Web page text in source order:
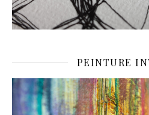
PEINTURE